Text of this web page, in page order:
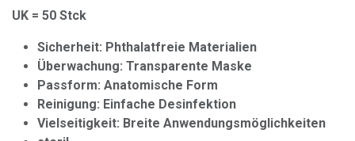
UK = 50 Stck
Sicherheit: Phthalatfreie Materialien
Überwachung: Transparente Maske
Passform: Anatomische Form
Reinigung: Einfache Desinfektion
Vielseitigkeit: Breite Anwendungsmöglichkeiten